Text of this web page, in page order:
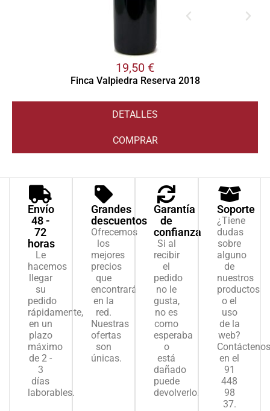
19,50 €
Finca Valpiedra Reserva 2018
DETALLES
COMPRAR
Envío
48 -
72
horas
Le
hacemos
llegar
su
pedido
rápidamente,
en un
plazo
máximo
de 2 -
3
días
laborables.
Grandes
descuentos
Ofrecemos
los
mejores
precios
que
encontrará
en la
red.
Nuestras
ofertas
son
únicas.
Garantía
de
confianza
Si al
recibir
el
pedido
no le
gusta,
no es
como
esperaba
o
está
dañado
puede
devolverlo.
Soporte
¿Tiene
dudas
sobre
alguno
de
nuestros
productos
o el
uso
de la
web?
Contáctenos
en el
91
448
98
37.